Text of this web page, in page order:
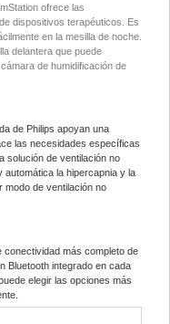
ofrece las
dispositivos terapéuticos. Es
en la mesilla de noche.
delantera que puede
de humidificación de
de Philips apoyan una
las necesidades específicas
solución de ventilación no
automática la hipercapnia y la
modo de ventilación no
conectividad más completo de
Bluetooth integrado en cada
elegir las opciones más